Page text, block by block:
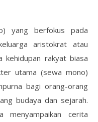
yang berfokus pada
aristokrat atau
kehidupan rakyat biasa
utama (sewa mono)
bagi orang-orang
budaya dan sejarah.
menyampaikan cerita